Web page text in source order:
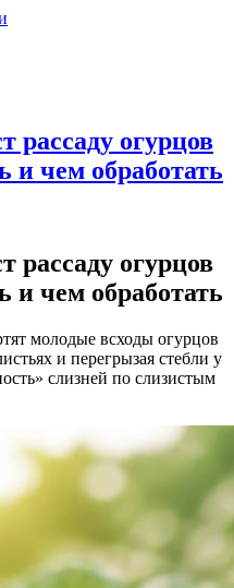
рассаду огурцов
и чем обработать
рассаду огурцов
и чем обработать
молодые всходы огурцов
и перегрызая стебли у
слизней по слизистым